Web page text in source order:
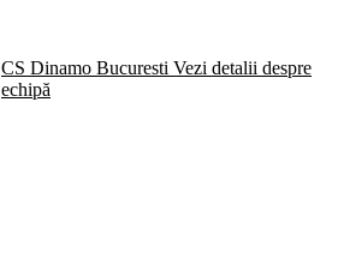
CS Dinamo Bucuresti Vezi detalii despre
echipă